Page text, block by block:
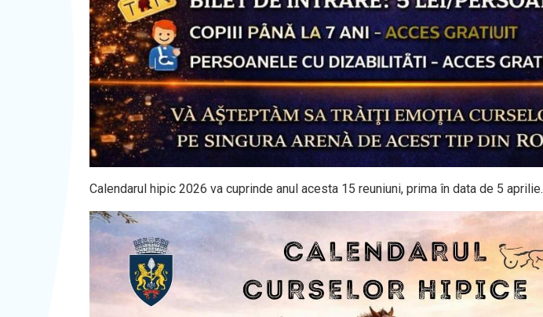
Calendarul hipic 2026 va cuprinde anul acesta 15 reuniuni, prima în data de 5 aprilie.